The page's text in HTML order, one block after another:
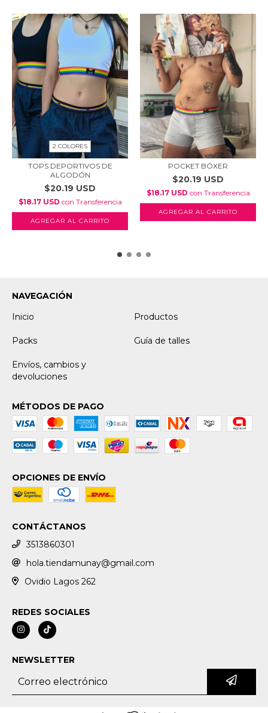
2 COLORES
TOPS DEPORTIVOS DE
ALGODÓN
$20.19 USD
$18.17 USD con Transferencia
AGREGAR AL CARRITO
POCKET BÓXER
$20.19 USD
$18.17 USD con Transferencia
AGREGAR AL CARRITO
NAVEGACIÓN
Inicio
Productos
Packs Guía de talles
Envíos, cambios y
devoluciones
MÉTODOS DE PAGO
OPCIONES DE ENVÍO
CONTÁCTANOS
3513860301
hola.tiendamunay@gmail.com
Ovidio Lagos 262
REDES SOCIALES
NEWSLETTER